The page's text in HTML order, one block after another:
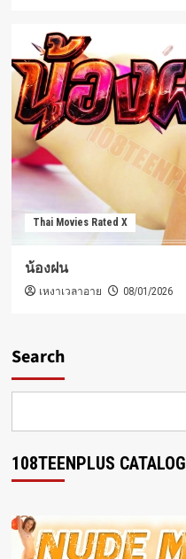
Thai Movies Rated X
น้องฝน
เหงาเวลาอาย 08/01/2026
Search
108TEENPLUS CATALOG